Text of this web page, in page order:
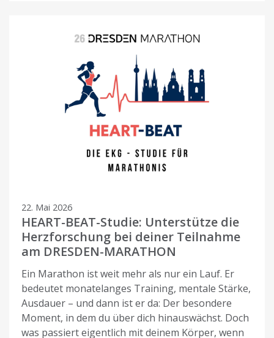
22. Mai 2026
HEART-BEAT-Studie: Unterstütze die
Herzforschung bei deiner Teilnahme
am DRESDEN-MARATHON
Ein Marathon ist weit mehr als nur ein Lauf. Er
bedeutet monatelanges Training, mentale Stärke,
Ausdauer – und dann ist er da: Der besondere
Moment, in dem du über dich hinauswächst. Doch
was passiert eigentlich mit deinem Körper, wenn